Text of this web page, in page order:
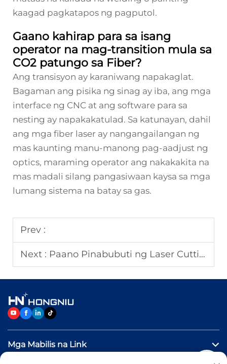
kaagad pagkatapos ng pagputol.
Gaano kahirap para sa isang
operator na mag-transition mula sa
CO2 patungo sa Fiber?
Ang transisyon ay karaniwang napakaglat.
Bagaman ang pisika ng sinag ay iba, ang mga
interface ng CNC at ang software para sa
nesting ay napakakatulad. Sa katunayan, dahil
ang mga fiber laser ay nangangailangan ng
mas kaunting manu-manong pag-aadjust ng
optics, maraming operator ang nakakakita na
mas madali silang pangasiwaan kaysa sa mga
lumang sistema na batay sa gas.
Prev :
Next : Paano Pinabubuti ng Laser Cutting Machine ang Katumpakan sa Pagputol?
Mga Mabilis na Link